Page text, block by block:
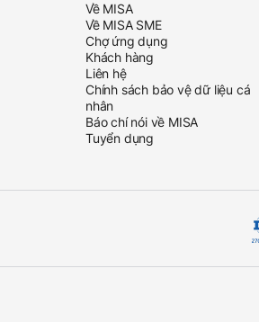
Về MISA
Về MISA SME
Chợ ứng dụng
Khách hàng
Liên hệ
Chính sách bảo vệ dữ liệu cá
nhân
Báo chí nói về MISA
Tuyển dụng